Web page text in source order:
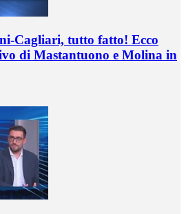
Cagliari, tutto fatto! Ecco
di Mastantuono e Molina in